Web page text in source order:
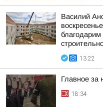
Василий
благодарим
13:22
Главное
18:34